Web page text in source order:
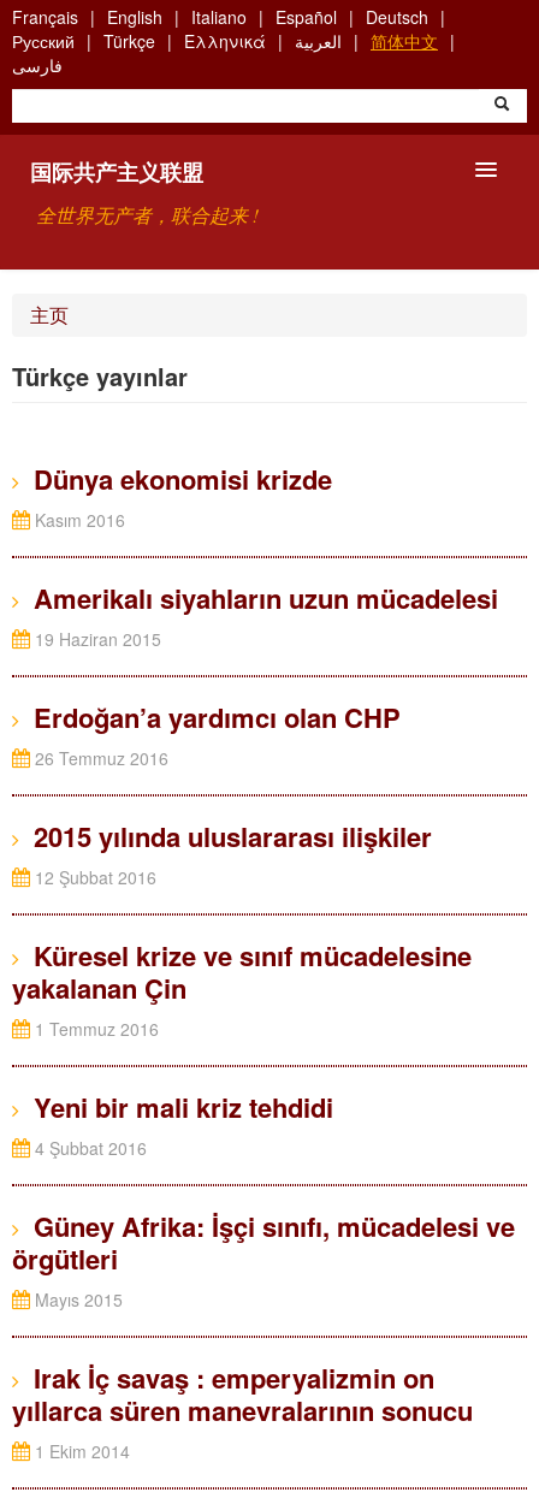
Skip
to
main
content
Français English Italiano Español
Deutsch
Русский
Türkçe Ελληνικά العربية
简体中文
فارسی
国际共产主义联盟
全世界无产者，联合起来 !
主页
Türkçe yayınlar
Dünya ekonomisi krizde
Kasım 2016
Amerikalı siyahların uzun mücadelesi
19 Haziran 2015
Erdoğan’a yardımcı olan CHP
26 Temmuz 2016
2015 yılında uluslararası ilişkiler
12 Şubbat 2016
Küresel krize ve sınıf mücadelesine
yakalanan Çin
1 Temmuz 2016
Yeni bir mali kriz tehdidi
4 Şubbat 2016
Güney Afrika: İşçi sınıfı, mücadelesi ve
örgütleri
Mayıs 2015
Irak İç savaş : emperyalizmin on
yıllarca süren manevralarının sonucu
1 Ekim 2014